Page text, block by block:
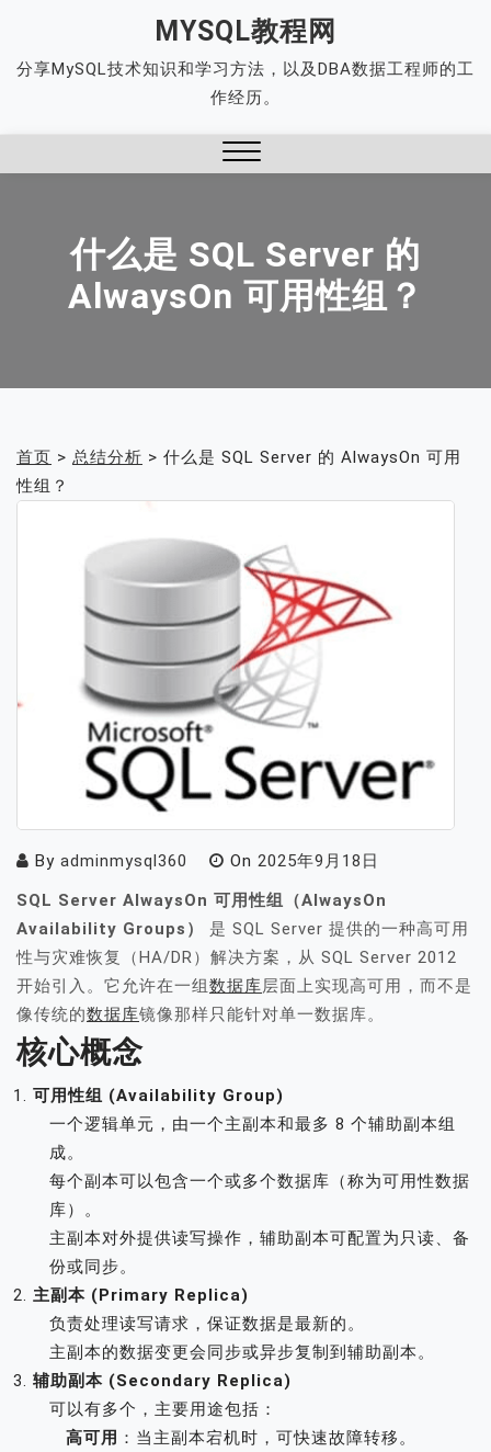
content
MYSQL教程网
分享MySQL技术知识和学习方法，以及DBA数据工程师的工
作经历。
什么是 SQL Server 的
AlwaysOn 可用性组？
首页 > 总结分析 > 什么是 SQL Server 的 AlwaysOn 可用
性组？
By adminmysql360 On 2025年9月18日
SQL Server AlwaysOn 可用性组（AlwaysOn
Availability Groups）
是 SQL Server 提供的一种高可用
性与灾难恢复（HA/DR）解决方案，从 SQL Server 2012
开始引入。它允许在一组数据库层面上实现高可用，而不是
像传统的数据库镜像那样只能针对单一数据库。
核心概念
可用性组 (Availability Group)
一个逻辑单元，由一个主副本和最多 8 个辅助副本组
成。
每个副本可以包含一个或多个数据库（称为可用性数据
库）。
主副本对外提供读写操作，辅助副本可配置为只读、备
份或同步。
主副本 (Primary Replica)
负责处理读写请求，保证数据是最新的。
主副本的数据变更会同步或异步复制到辅助副本。
辅助副本 (Secondary Replica)
可以有多个，主要用途包括：
高可用 ：当主副本宕机时，可快速故障转移。